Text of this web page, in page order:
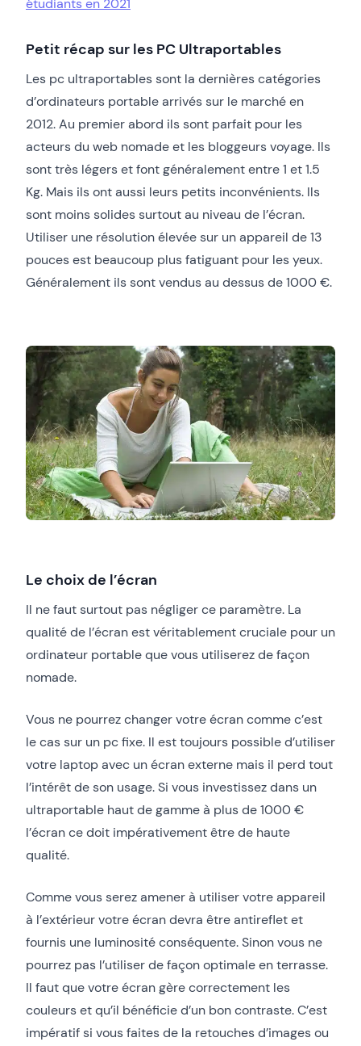
étudiants en 2021
Petit récap sur les PC Ultraportables
Les pc ultraportables sont la dernières catégories
d’ordinateurs portable arrivés sur le marché en
2012. Au premier abord ils sont parfait pour les
acteurs du web nomade et les bloggeurs voyage. Ils
sont très légers et font généralement entre 1 et 1.5
Kg. Mais ils ont aussi leurs petits inconvénients. Ils
sont moins solides surtout au niveau de l’écran.
Utiliser une résolution élevée sur un appareil de 13
pouces est beaucoup plus fatiguant pour les yeux.
Généralement ils sont vendus au dessus de 1000 €.
Le choix de l’écran
Il ne faut surtout pas négliger ce paramètre. La
qualité de l’écran est véritablement cruciale pour un
ordinateur portable que vous utiliserez de façon
nomade.
Vous ne pourrez changer votre écran comme c’est
le cas sur un pc fixe. Il est toujours possible d’utiliser
votre laptop avec un écran externe mais il perd tout
l’intérêt de son usage. Si vous investissez dans un
ultraportable haut de gamme à plus de 1000 €
l’écran ce doit impérativement être de haute
qualité.
Comme vous serez amener à utiliser votre appareil
à l’extérieur votre écran devra être antireflet et
fournis une luminosité conséquente. Sinon vous ne
pourrez pas l’utiliser de façon optimale en terrasse.
Il faut que votre écran gère correctement les
couleurs et qu’il bénéficie d’un bon contraste. C’est
impératif si vous faites de la retouches d’images ou